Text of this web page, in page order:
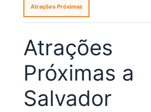
Atrações Próximas
Atrações
Próximas a
Salvador